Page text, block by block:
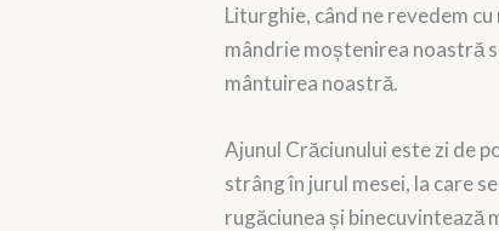
Liturghie, când ne revedem
mândrie moștenirea noastră
mântuirea noastră.
Ajunul Crăciunului este zi de
strâng în jurul mesei, la care
rugăciunea și binecuvintează